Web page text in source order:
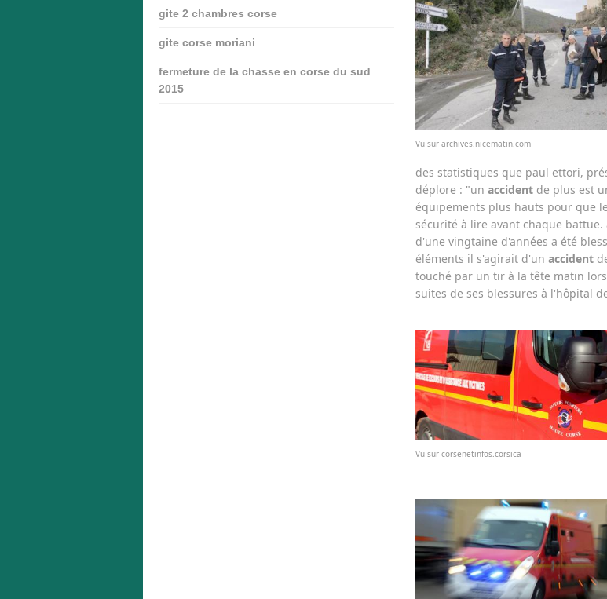
Vu sur archives.nicematin.com
des statistiques que paul ettori,
déplore : "un accidentde plus est
équipements plus hauts pour que
sécurité à lire avant chaque
d'une vingtaine d'années a été
éléments il s'agirait d'un accident
touché par un tir à la tête matin
suites de ses blessures à l'hôpital
Vu sur corsenetinfos.corsica
gite 2 chambres corse
gite corse moriani
fermeture de la chasse en corse du sud
2015